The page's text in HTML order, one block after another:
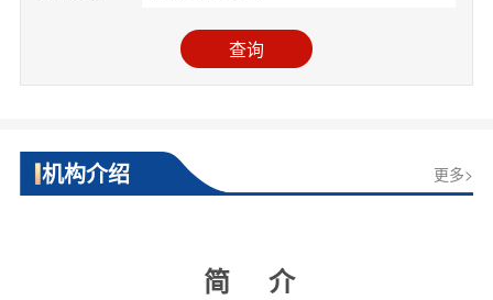
查询
机构介绍 更多>
简 介